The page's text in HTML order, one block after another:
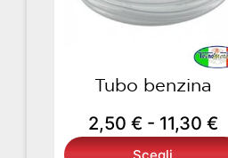
Tubo benzina
2,50 € - 11,30 €
opzioni
essere
scelte
pagina
del